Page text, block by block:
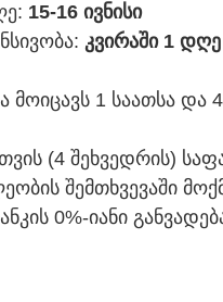
15-16 ივნისი
კვირაში 1
მოიცავს 1 საათსა და
(4 შეხვედრის)
შემთხვევაში
0%-იანი